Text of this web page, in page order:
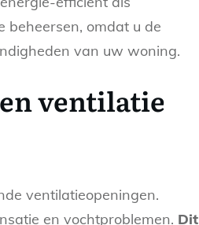
beheersen, omdat u de
van uw woning.
ventilatie
ventilatieopeningen.
en vochtproblemen. Dit